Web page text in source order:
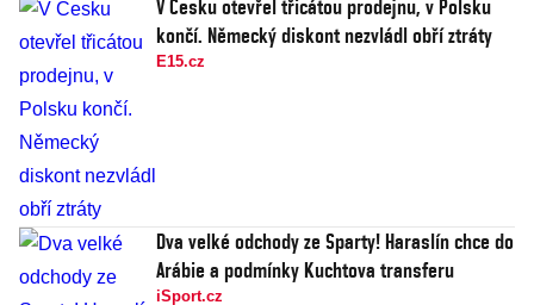
V Česku otevřel třicátou prodejnu, v Polsku
končí. Německý diskont nezvládl obří ztráty
E15.cz
Dva velké odchody ze Sparty! Haraslín chce do
Arábie a podmínky Kuchtova transferu
iSport.cz